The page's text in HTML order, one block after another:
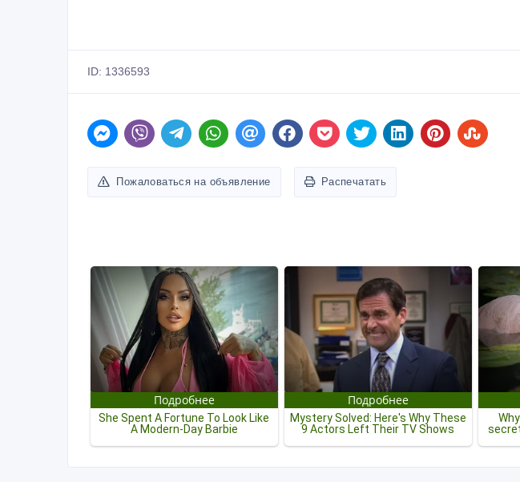
ID: 1336593
Пожаловаться на объявление Распечатать